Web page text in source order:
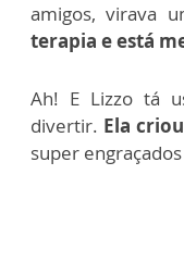
amigos, virava
terapia e está
Ah! E Lizzo tá
divertir. Ela
super